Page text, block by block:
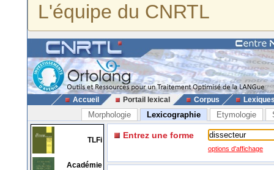
L'équipe du CNRTL
Accueil Portail lexical Corpus
Morphologie Lexicographie Etymologie
TLFi
Académie
Entrez une forme
options d'affichage